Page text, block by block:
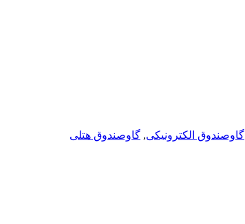
گاوصندوق الکترونیکی, گاوصندوق هتلی